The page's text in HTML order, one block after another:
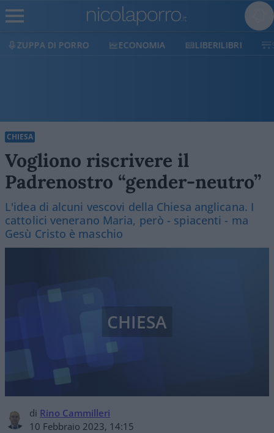
ECONOMIA LIBERILIBRI SHOP SOSTIENICI
CHIESA
Vogliono riscrivere il
Padrenostro “gender-neutro”
L'idea di alcuni vescovi della Chiesa anglicana. I
cattolici venerano Maria, però - spiacenti - ma
Gesù Cristo è maschio
di Rino Cammilleri
10 Febbraio 2023, 14:15
CHIESA